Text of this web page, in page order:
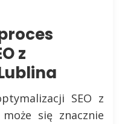
z
SEO z
się znacznie